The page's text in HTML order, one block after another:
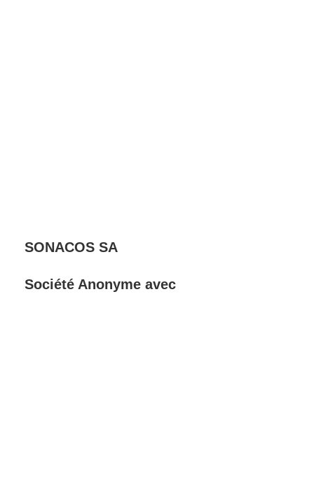
SONACOS SA
Société Anonyme avec